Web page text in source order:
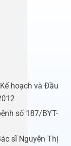
hoạch và Đầu
số 187/BYT-
sĩ Nguyễn Thị